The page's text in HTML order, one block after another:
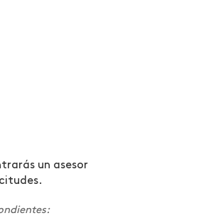
un asesor